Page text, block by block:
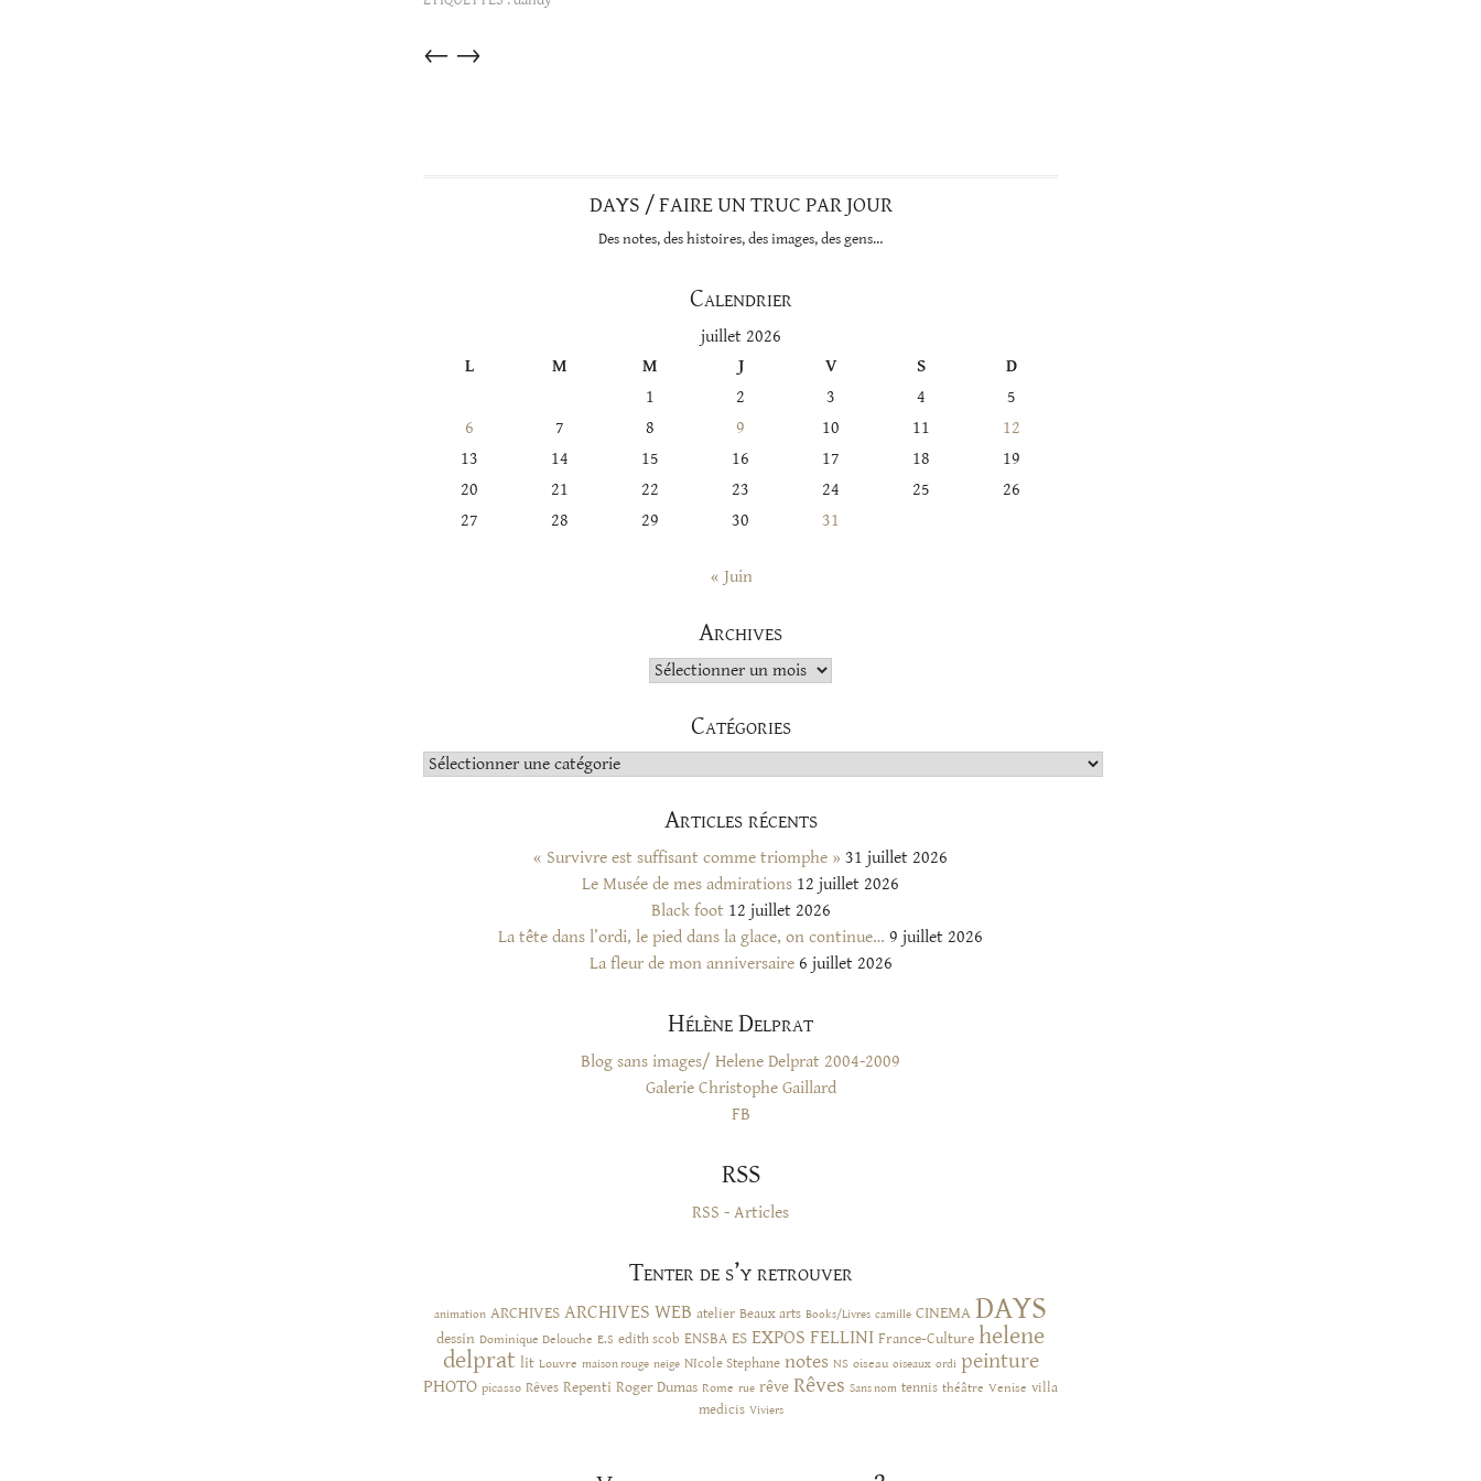
Articles
→
←
DAYS / FAIRE UN TRUC PAR JOUR
Des notes, des histoires, des images, des gens…
Calendrier
juillet 2026
L
M M J V S
D
1
2 3 4
5
6
7 8 9 10 11
12
13
14 15 16 17 18
19
20
21 22 23 24 25
26
27
28 29 30 31
« Juin
Archives
Archives
Catégories
Catégories
Articles récents
« Survivre est suffisant comme triomphe » 31 juillet 2026
Le Musée de mes admirations 12 juillet 2026
Black foot 12 juillet 2026
La tête dans l’ordi, le pied dans la glace, on continue… 9 juillet 2026
La fleur de mon anniversaire 6 juillet 2026
Hélène Delprat
Blog sans images/ Helene Delprat 2004-2009
Galerie Christophe Gaillard
FB
RSS
RSS - Articles
Tenter de s’y retrouver
animation ARCHIVES ARCHIVES WEB atelier Beaux arts Books/Livres camille CINEMA DAYS
dessin Dominique Delouche E.S edith scob ENSBA ES EXPOS FELLINI France-Culture helene
delprat lit Louvre maison rouge neige NIcole Stephane notes NS oiseau oiseaux ordi peinture
PHOTO picasso Rêves Repenti Roger Dumas Rome rue rêve Rêves Sans nom tennis théâtre Venise villa
medicis Viviers